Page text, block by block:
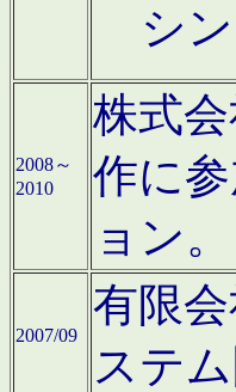
シ
2008～
2010
株式
作に
ョン。
2007/09
有限
ステ